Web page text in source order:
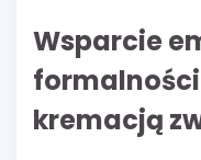
Wsparcie
formalności
kremacją